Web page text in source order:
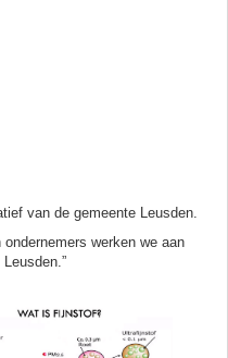
van de gemeente Leusden.
werken we aan